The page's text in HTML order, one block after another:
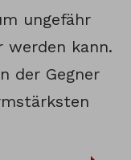
ungefähr
werden kann.
der Gegner